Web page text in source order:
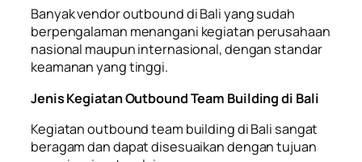
Banyak vendor outbound di Bali yang sudah
berpengalaman menangani kegiatan perusahaan
nasional maupun internasional, dengan standar
keamanan yang tinggi.
Jenis Kegiatan Outbound Team Building di Bali
Kegiatan outbound team building di Bali sangat
beragam dan dapat disesuaikan dengan tujuan